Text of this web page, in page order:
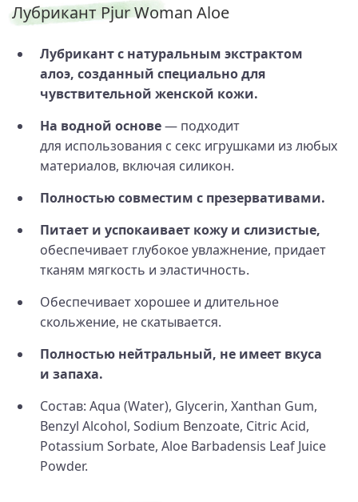
Лубрикант Pjur Woman Aloe
Лубрикант с натуральным экстрактом
алоэ, созданный специально для
чувствительной женской кожи.
На водной основе— подходит
для использования с секс игрушками из любых
материалов, включая силикон.
Полностью совместим с презервативами.
Питает и успокаивает кожу и слизистые,
обеспечивает глубокое увлажнение, придает
тканям мягкость и эластичность.
Обеспечивает хорошее и длительное
скольжение, не скатывается.
Полностью нейтральный, не имеет вкуса
и запаха.
Состав: Aqua (Water), Glycerin, Xanthan Gum,
Benzyl Alcohol, Sodium Benzoate, Citric Acid,
Potassium Sorbate, Aloe Barbadensis Leaf Juice
Powder.